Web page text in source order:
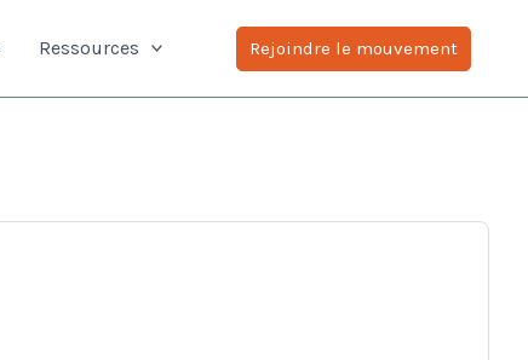
Ressources Rejoindre le mouvement